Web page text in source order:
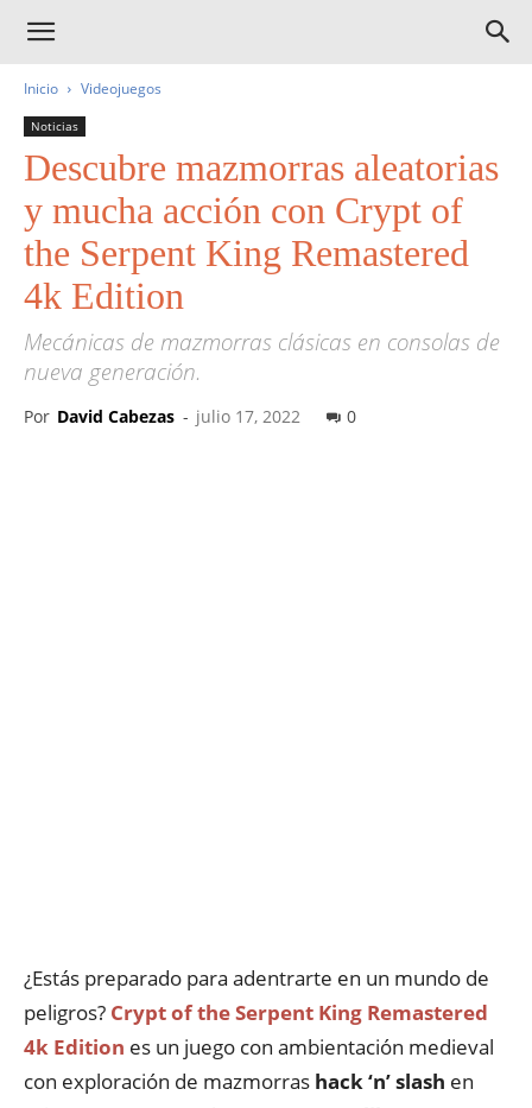
Inicio Videojuegos
Noticias
Descubre mazmorras aleatorias
y mucha acción con Crypt of
the Serpent King Remastered
4k Edition
Mecánicas de mazmorras clásicas en consolas de
nueva generación.
Por David Cabezas - julio 17, 2022 0
¿Estás preparado para adentrarte en un mundo de
peligros? Crypt of the Serpent King Remastered
4k Edition es un juego con ambientación medieval
con exploración de mazmorras hack ‘n’ slash en